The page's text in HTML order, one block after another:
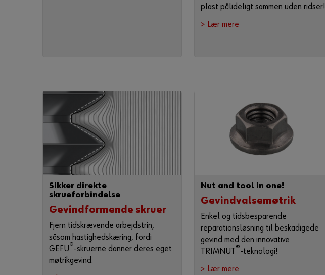
plast pålideligt sammen uden ridser!
> Lær mere
Sikker direkte
skrueforbindelse
Gevindformende skruer
Fjern tidskrævende arbejdstrin,
såsom hastighedskæring, fordi
GEFU®-skruerne danner deres eget
møtrikgevind.
Nut and tool in one!
Gevindvalsemøtrik
Enkel og tidsbesparende
reparationsløsning til beskadigede
gevind med den innovative
TRIMNUT®-teknologi!
> Lær mere